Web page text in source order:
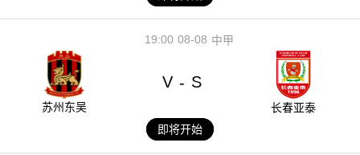
08-08
19:00 中甲
苏州东吴
V - S
长春亚泰
即将开始